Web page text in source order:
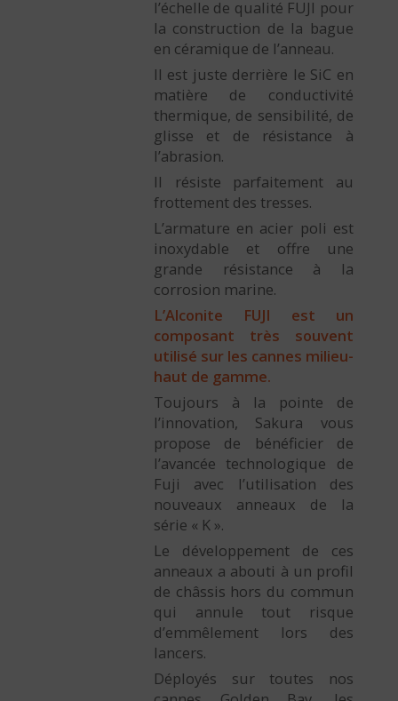
l’échelle de qualité FUJI pour
la construction de la bague
en céramique de l’anneau.
Il est juste derrière le SiC en
matière de conductivité
thermique, de sensibilité, de
glisse et de résistance à
l’abrasion.
Il résiste parfaitement au
frottement des tresses.
L’armature en acier poli est
inoxydable et offre une
grande résistance à la
corrosion marine.
L’Alconite FUJI est un
composant très souvent
utilisé sur les cannes milieu-
haut de gamme.
Toujours à la pointe de
l’innovation, Sakura vous
propose de bénéficier de
l’avancée technologique de
Fuji avec l’utilisation des
nouveaux anneaux de la
série « K ».
Le développement de ces
anneaux a abouti à un profil
de châssis hors du commun
qui annule tout risque
d’emmêlement lors des
lancers.
Déployés sur toutes nos